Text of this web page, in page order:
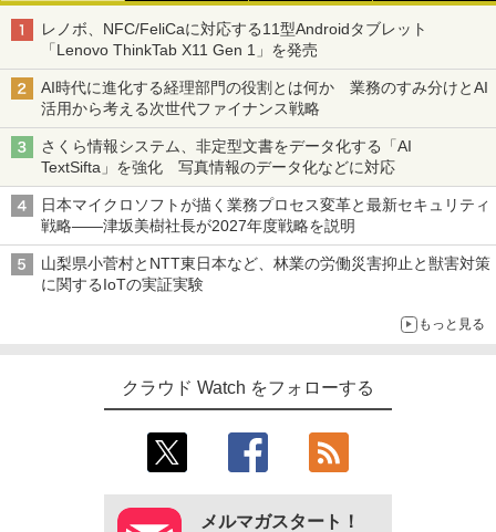
レノボ、NFC/FeliCaに対応する11型Androidタブレット
「Lenovo ThinkTab X11 Gen 1」を発売
AI時代に進化する経理部門の役割とは何か 業務のすみ分けとAI
活用から考える次世代ファイナンス戦略
さくら情報システム、非定型文書をデータ化する「AI
TextSifta」を強化 写真情報のデータ化などに対応
日本マイクロソフトが描く業務プロセス変革と最新セキュリティ
戦略――津坂美樹社長が2027年度戦略を説明
山梨県小菅村とNTT東日本など、林業の労働災害抑止と獣害対策
に関するIoTの実証実験
もっと見る
クラウド Watch をフォローする
メルマガスタート！